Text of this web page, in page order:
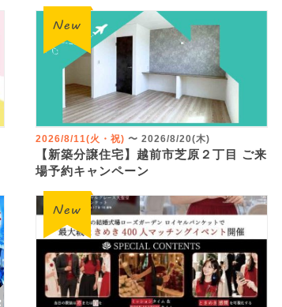
2026/8/11(火・祝) 〜 2026/8/20(木)
【新築分譲住宅】越前市芝原２丁目 ご来
場予約キャンペーン